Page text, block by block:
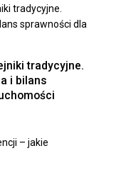
tradycyjne.
i bilans